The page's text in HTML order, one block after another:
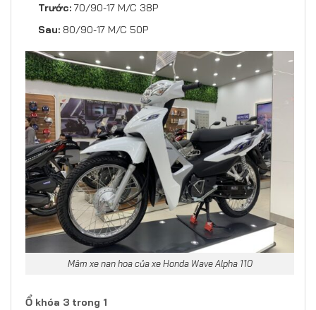
Trước: 70/90-17 M/C 38P
Sau: 80/90-17 M/C 50P
Mâm xe nan hoa của xe Honda Wave Alpha 110
Ổ khóa 3 trong 1